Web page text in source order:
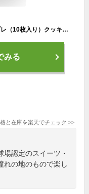
【阪神甲子園球場認定スイーツ】甲子園サブレ（10枚入り）クッキー スイーツ 焼き菓子 野球 お菓子 スイーツセット 焼菓子 ギフト 土産 みやげ お返し プレゼント お供え 引出物 引越祝い お祝い 阪神 甲子園 西宮 神戸 ベルン 父の日【39ショップ】
みる
と在庫を楽天でチェック >>
場認定のスイーツ・
れの地のもので楽し